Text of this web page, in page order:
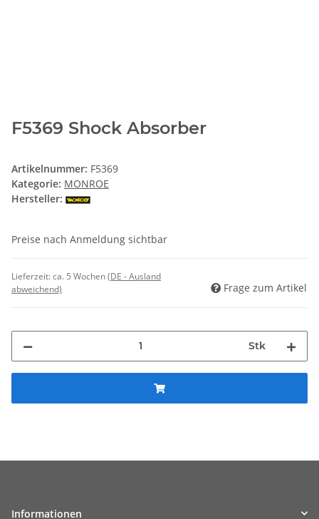
F5369 Shock Absorber
Artikelnummer: F5369
Kategorie: MONROE
Hersteller:
Preise nach Anmeldung sichtbar
Lieferzeit:ca. 5 Wochen(DE - Ausland
abweichend)
Frage zum Artikel
Stk
Informationen